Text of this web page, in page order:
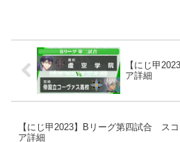
【にじ甲
ア詳細
【にじ甲2023】Bリーグ第四試合 スコ
ア詳細